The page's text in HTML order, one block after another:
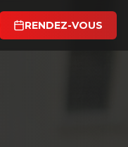
RENDEZ-VOUS